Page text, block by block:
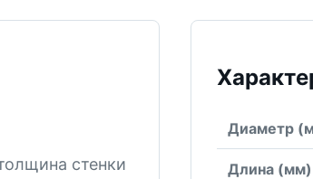
стенки
Диаметр
Длина (мм)